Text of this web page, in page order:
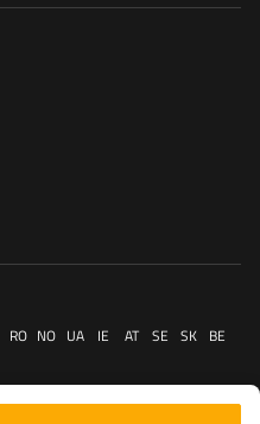
RO NO UA IE AT SE SK BE